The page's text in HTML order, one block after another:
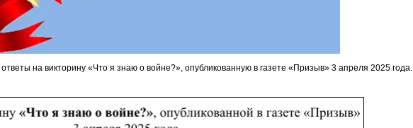
ответы на викторину «Что я знаю о войне?», опубликованную в газете «Призыв» 3 апреля 2025 года.